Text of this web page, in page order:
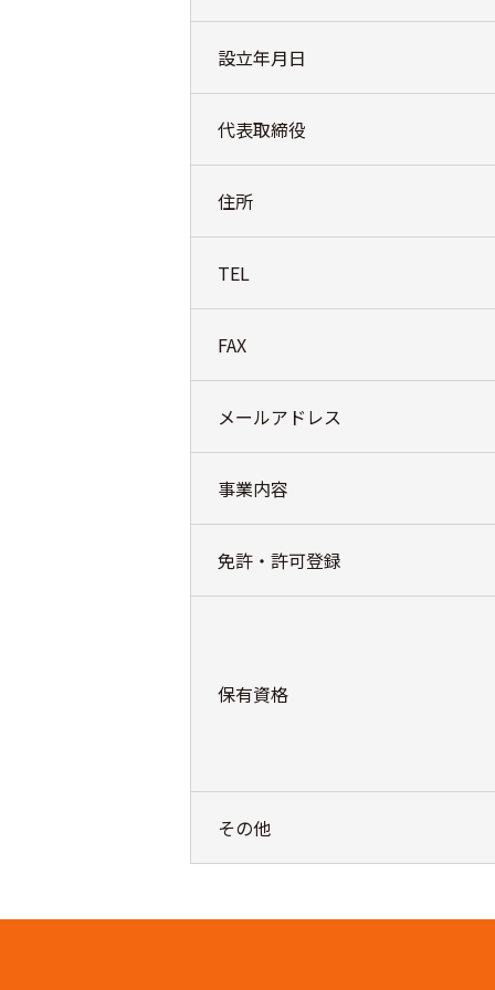
設立年月日
代表取締役
住所
TEL
FAX
メールアドレス
事業内容
免許・許可登録
保有資格
その他